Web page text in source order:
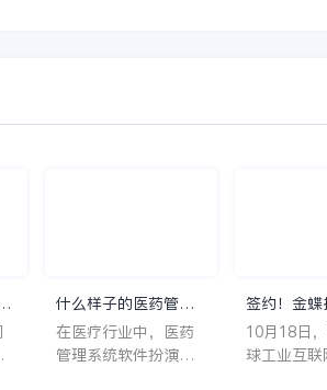
什么样子的医药管理
系统软件更好用？
在医疗行业中，医药
管理系统软件扮演着
签约！金
微，助力
制造领先企
10月18日
球工业互联